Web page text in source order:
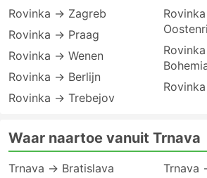
Rovinka → Zagreb
Rovinka → Praag
Rovinka → Wenen
Rovinka → Berlijn
Rovinka → Trebejov
Waar naartoe vanuit Trnava
Trnava → Bratislava
Trnava